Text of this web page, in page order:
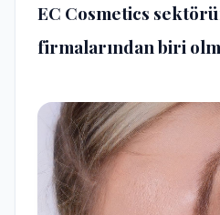
EC Cosmetics
firmalarından biri